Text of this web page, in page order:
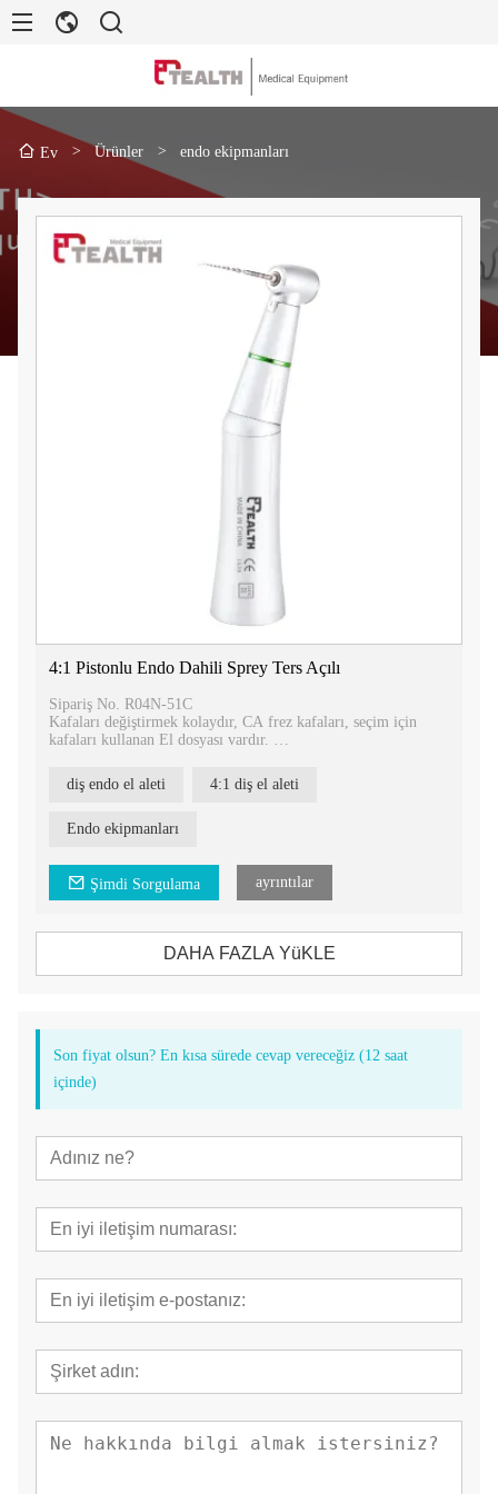
Ev > Ürünler > endo ekipmanları
4:1 Pistonlu Endo Dahili Sprey Ters Açılı
Sipariş No. R04N-51C
Kafaları değiştirmek kolaydır, CA frez kafaları, seçim için
kafaları kullanan El dosyası vardır.
Üç farklı hareket başlığı seçilebilir; 1,4 mm yukarı-aşağı
hareket, 0,4 mm yukarı-aşağı hareket, ileri geri hareket.
diş endo el aleti 4:1 diş el aleti
Endo ekipmanları
Şimdi Sorgulama ayrıntılar
DAHA FAZLA YüKLE
Son fiyat olsun? En kısa sürede cevap vereceğiz (12 saat
içinde)